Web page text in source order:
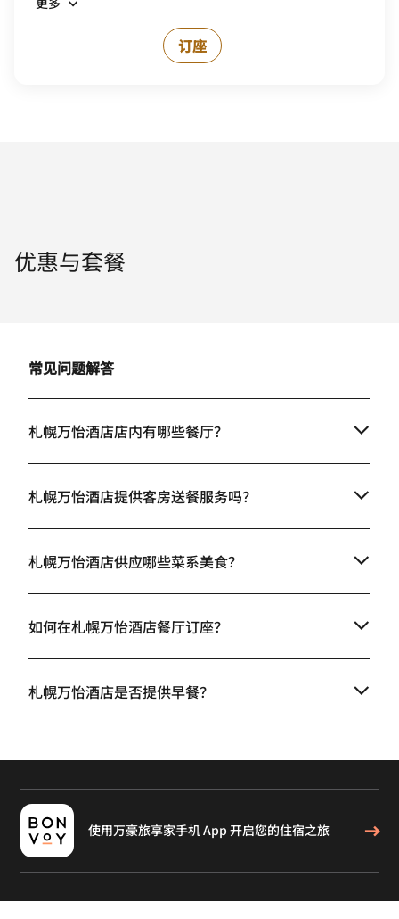
订座
优惠与套餐
常见问题解答
札幌万怡酒店店内有哪些餐厅？
札幌万怡酒店提供客房送餐服务吗？
札幌万怡酒店供应哪些菜系美食？
如何在札幌万怡酒店餐厅订座？
札幌万怡酒店是否提供早餐？
使用万豪旅享家手机 App 开启您的住宿之旅